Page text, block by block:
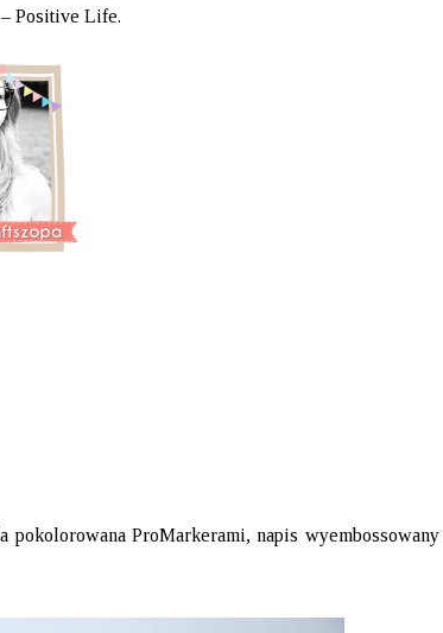
Positive Life.
ProMarkerami, napis wyembossowany